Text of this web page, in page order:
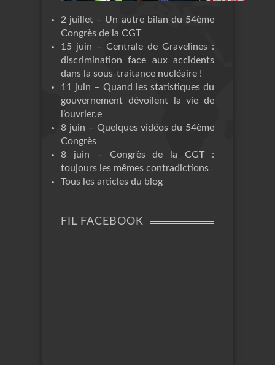
2 juillet – Un autre bilan du 54ème
Congrès de la CGT
15 juin – Centrale de Gravelines :
discrimination face aux accidents
dans la sous-traitance nucléaire !
11 juin – Quand les statistiques du
gouvernement dévoilent la vie de
l’ouvrier.e
8 juin – Quelques vidéos du 54ème
Congrès
8 juin – Congrès de la CGT :
toujours les mêmes contradictions
Tous les articles du blog
FIL FACEBOOK